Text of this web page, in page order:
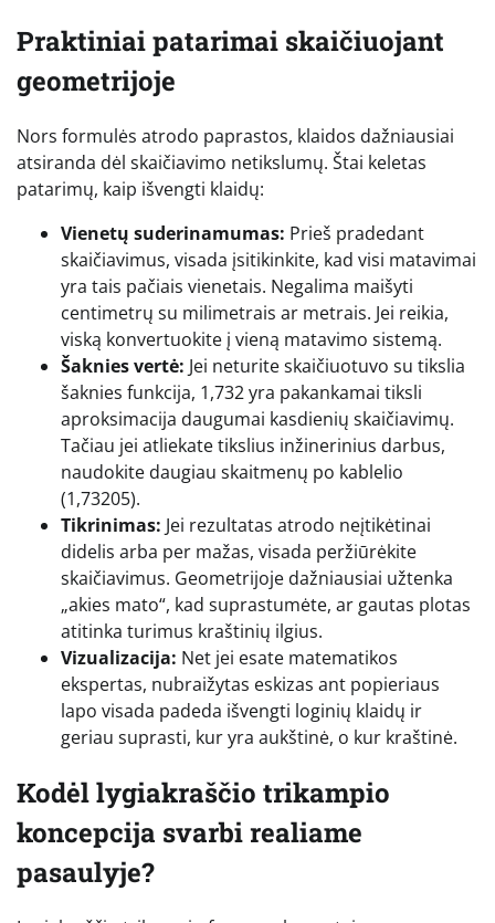
Praktiniai patarimai skaičiuojant
geometrijoje
Nors formulės atrodo paprastos, klaidos dažniausiai
atsiranda dėl skaičiavimo netikslumų. Štai keletas
patarimų, kaip išvengti klaidų:
Vienetų suderinamumas: Prieš pradedant
skaičiavimus, visada įsitikinkite, kad visi matavimai
yra tais pačiais vienetais. Negalima maišyti
centimetrų su milimetrais ar metrais. Jei reikia,
viską konvertuokite į vieną matavimo sistemą.
Šaknies vertė: Jei neturite skaičiuotuvo su tikslia
šaknies funkcija, 1,732 yra pakankamai tiksli
aproksimacija daugumai kasdienių skaičiavimų.
Tačiau jei atliekate tikslius inžinerinius darbus,
naudokite daugiau skaitmenų po kablelio
(1,73205).
Tikrinimas: Jei rezultatas atrodo neįtikėtinai
didelis arba per mažas, visada peržiūrėkite
skaičiavimus. Geometrijoje dažniausiai užtenka
„akies mato“, kad suprastumėte, ar gautas plotas
atitinka turimus kraštinių ilgius.
Vizualizacija: Net jei esate matematikos
ekspertas, nubraižytas eskizas ant popieriaus
lapo visada padeda išvengti loginių klaidų ir
geriau suprasti, kur yra aukštinė, o kur kraštinė.
Kodėl lygiakraščio trikampio
koncepcija svarbi realiame
pasaulyje?